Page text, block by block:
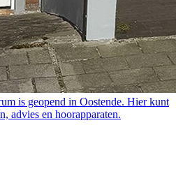
is geopend in Oostende. Hier kunt
advies en hoorapparaten.